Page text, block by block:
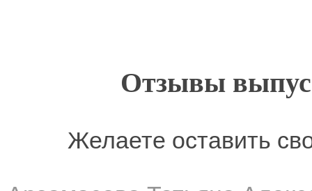
Отзывы
Желаете оставить